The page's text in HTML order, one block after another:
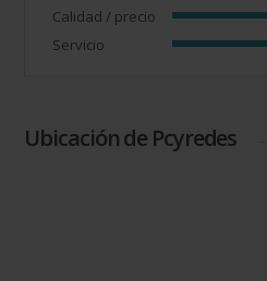
Calidad / precio
Servicio
Ubicación de Pcyredes